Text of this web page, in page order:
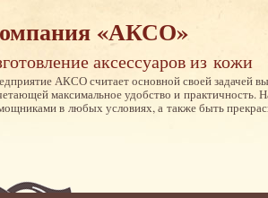
«АКСО»
аксессуаров из кожи
АКСО считает основной своей задачей
максимальное удобство и практичность.
в любых условиях, а также быть